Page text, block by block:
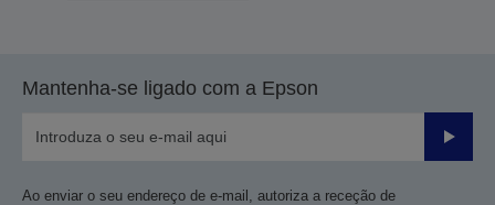
Mantenha-se ligado com a Epson
Enviar
Ao enviar o seu endereço de e-mail, autoriza a receção de